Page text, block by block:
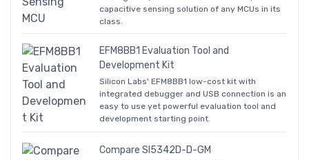
capacitive sensing solution of any MCUs in its
class.
EFM8BB1 Evaluation Tool and
Development Kit
Silicon Labs' EFM8BB1 low-cost kit with
integrated debugger and USB connection is an
easy to use yet powerful evaluation tool and
development starting point.
Compare SI5342D-D-GM